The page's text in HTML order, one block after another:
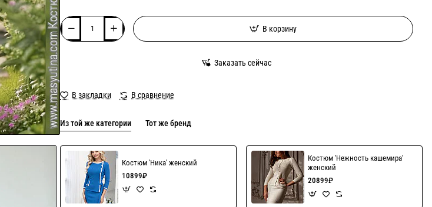
В корзину
Заказать сейчас
В закладки В сравнение
Из той же категории Тот же бренд
Костюм 'Ника' женский
10899₽
Костюм 'Нежность кашемира'
женский
20899₽